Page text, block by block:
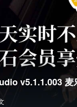
v5.1.1.003 麦